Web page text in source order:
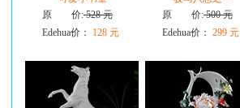
原 价:528 元
Edehua价：
128 元
原 价:500 元
Edehua价： 299 元